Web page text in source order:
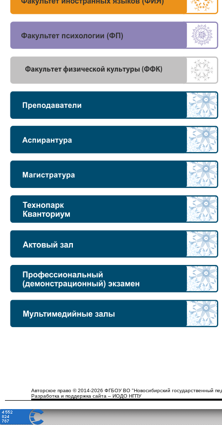
Авторское право © 2014-2026 ФГБОУ ВО "Новосибирский государственный
Разработка и поддержка сайта – ИОДО НГПУ